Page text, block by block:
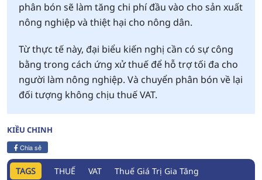
phân bón sẽ làm tăng chi phí đầu vào cho sản xuất
nông nghiệp và thiệt hại cho nông dân.
Từ thực tế này, đại biểu kiến nghị cần có sự công
bằng trong cách ứng xử thuế để hỗ trợ tối đa cho
người làm nông nghiệp. Và chuyển phân bón về lại
đối tượng không chịu thuế VAT.
KIỀU CHINH
Chia sẻ
TAGS THUẾ VAT
Thuế Giá Trị Gia Tăng